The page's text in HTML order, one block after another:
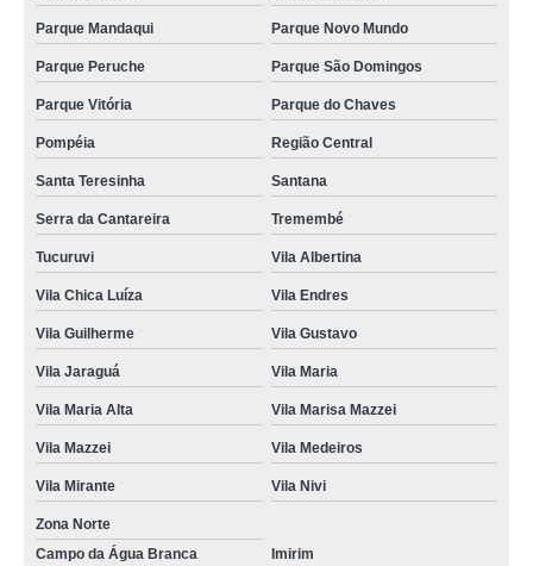
higienização carros Santana de Parnaíba
higienizações automotivas bancos Caieras
higienizações completas automotivas Vila Chica Luíza
qual o valor de higienização automotiva completa Santana
onde fazer higienização automotiva Vila Mirante
qual o valor de higienização completa automotiva Zona Norte
higienização automotiva preços Vila Medeiros
higienização automotiva completa Taubaté
higienizações em carros Vila Gustavo
higienizações carros Lauzane Paulista
higienizações automotivas com ozônio ARUJÁ
Parque Mandaqui Parque Novo Mundo
Parque Peruche Parque São Domingos
Parque Vitória Parque do Chaves
Pompéia Região Central
Santa Teresinha Santana
Serra da Cantareira Tremembé
Tucuruvi Vila Albertina
Vila Chica Luíza Vila Endres
Vila Guilherme Vila Gustavo
Vila Jaraguá Vila Maria
Vila Maria Alta Vila Marisa Mazzei
Vila Mazzei Vila Medeiros
Vila Mirante Vila Nivi
Zona Norte
Campo da Água Branca
Imirim